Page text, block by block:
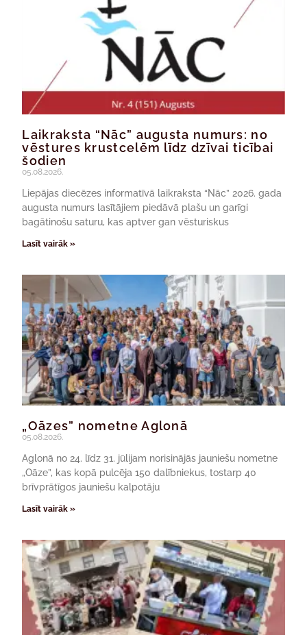
Laikraksta “Nāc” augusta numurs: no
vēstures krustcelēm līdz dzīvai ticībai
šodien
05.08.2026.
Liepājas diecēzes informatīvā laikraksta “Nāc” 2026. gada
augusta numurs lasītājiem piedāvā plašu un garīgi
bagātinošu saturu, kas aptver gan vēsturiskus
Lasīt vairāk »
„Oāzes” nometne Aglonā
05.08.2026.
Aglonā no 24. līdz 31. jūlijam norisinājās jauniešu nometne
„Oāze”, kas kopā pulcēja 150 dalībniekus, tostarp 40
brīvprātīgos jauniešu kalpotāju
Lasīt vairāk »